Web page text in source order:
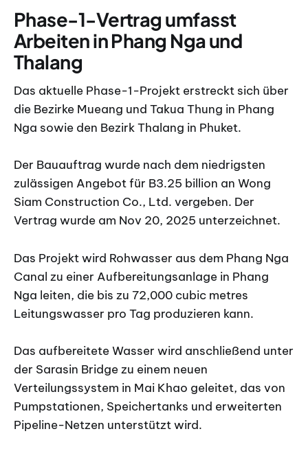
Phase-1-Vertrag umfasst
Arbeiten in Phang Nga und
Thalang
Das aktuelle Phase-1-Projekt erstreckt sich über
die Bezirke Mueang und Takua Thung in Phang
Nga sowie den Bezirk Thalang in Phuket.
Der Bauauftrag wurde nach dem niedrigsten
zulässigen Angebot für B3.25 billion an Wong
Siam Construction Co., Ltd. vergeben. Der
Vertrag wurde am Nov 20, 2025 unterzeichnet.
Das Projekt wird Rohwasser aus dem Phang Nga
Canal zu einer Aufbereitungsanlage in Phang
Nga leiten, die bis zu 72,000 cubic metres
Leitungswasser pro Tag produzieren kann.
Das aufbereitete Wasser wird anschließend unter
der Sarasin Bridge zu einem neuen
Verteilungssystem in Mai Khao geleitet, das von
Pumpstationen, Speichertanks und erweiterten
Pipeline-Netzen unterstützt wird.